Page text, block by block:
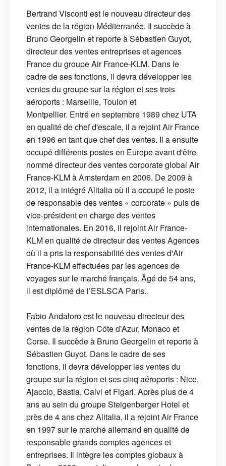
Bertrand Visconti est le nouveau directeur des
ventes de la région Méditerranée. Il succède à
Bruno Georgelin et reporte à Sébastien Guyot,
directeur des ventes entreprises et agences
France du groupe Air France-KLM. Dans le
cadre de ses fonctions, il devra développer les
ventes du groupe sur la région et ses trois
aéroports : Marseille, Toulon et
Montpellier. Entré en septembre 1989 chez UTA
en qualité de chef d'escale, il a rejoint Air France
en 1996 en tant que chef des ventes. Il a ensuite
occupé différents postes en Europe avant d'être
nommé directeur des ventes corporate global Air
France-KLM à Amsterdam en 2006. De 2009 à
2012, il a intégré Alitalia où il a occupé le poste
de responsable des ventes « corporate » puis de
vice-président en charge des ventes
internationales. En 2016, il rejoint Air France-
KLM en qualité de directeur des ventes Agences
où il a pris la responsabilité des ventes d'Air
France-KLM effectuées par les agences de
voyages sur le marché français. Âgé de 54 ans,
il est diplômé de l’ESLSCA Paris.
Fabio Andaloro est le nouveau directeur des
ventes de la région Côte d’Azur, Monaco et
Corse. Il succède à Bruno Georgelin et reporte à
Sébastien Guyot. Dans le cadre de ses
fonctions, il devra développer les ventes du
groupe sur la région et ses cinq aéroports : Nice,
Ajaccio, Bastia, Calvi et Figari. Après plus de 4
ans au sein du groupe Steigenberger Hotel et
près de 4 ans chez Alitalia, il a rejoint Air France
en 1997 sur le marché allemand en qualité de
responsable grands comptes agences et
entreprises. Il intègre les comptes globaux à